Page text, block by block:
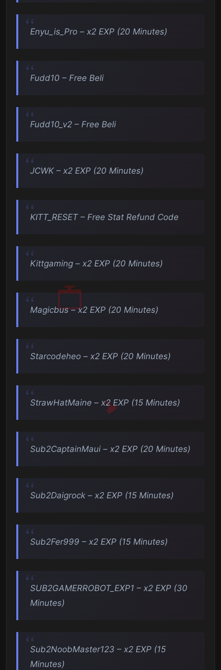
Enyu_is_Pro – x2 EXP (20 Minutes)
Fudd10 – Free Beli
Fudd10_v2 – Free Beli
JCWK – x2 EXP (20 Minutes)
KITT_RESET – Free Stat Refund Code
Kittgaming – x2 EXP (20 Minutes)
Magicbus – x2 EXP (20 Minutes)
Starcodeheo – x2 EXP (20 Minutes)
StrawHatMaine – x2 EXP (15 Minutes)
Sub2CaptainMaui – x2 EXP (20 Minutes)
Sub2Daigrock – x2 EXP (15 Minutes)
Sub2Fer999 – x2 EXP (15 Minutes)
SUB2GAMERROBOT_EXP1 – x2 EXP (30
Minutes)
Sub2NoobMaster123 – x2 EXP (15
Minutes)